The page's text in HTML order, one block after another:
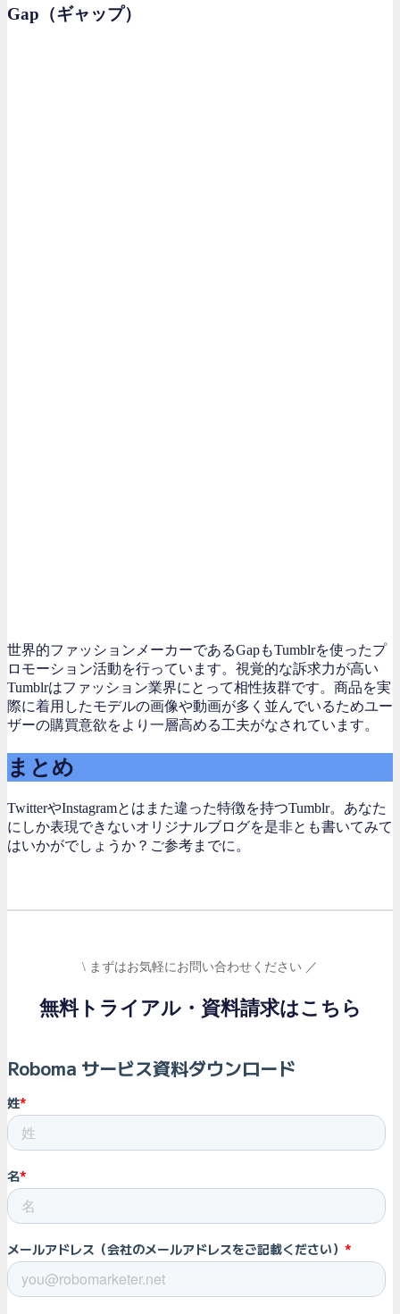
Gap（ギャップ）
世界的ファッションメーカーであるGapもTumblrを使ったプ
ロモーション活動を行っています。視覚的な訴求力が高い
Tumblrはファッション業界にとって相性抜群です。商品を実
際に着用したモデルの画像や動画が多く並んでいるためユー
ザーの購買意欲をより一層高める工夫がなされています。
まとめ
TwitterやInstagramとはまた違った特徴を持つTumblr。あなた
にしか表現できないオリジナルブログを是非とも書いてみて
はいかがでしょうか？ご参考までに。
\ まずはお気軽にお問い合わせください ／
無料トライアル・資料請求はこちら